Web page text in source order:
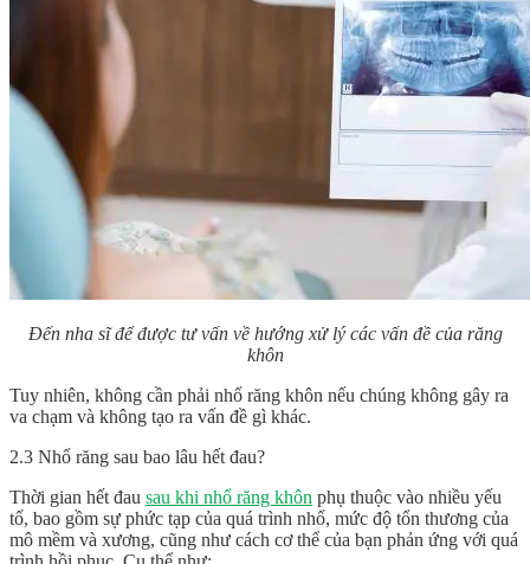
Đến nha sĩ để được tư vấn về hướng xử lý các vấn đề của răng
khôn
Tuy nhiên, không cần phải nhổ răng khôn nếu chúng không gây ra
va chạm và không tạo ra vấn đề gì khác.
2.3 Nhổ răng sau bao lâu hết đau?
Thời gian hết đau sau khi nhổ răng khôn phụ thuộc vào nhiều yếu
tố, bao gồm sự phức tạp của quá trình nhổ, mức độ tổn thương của
mô mềm và xương, cũng như cách cơ thể của bạn phản ứng với quá